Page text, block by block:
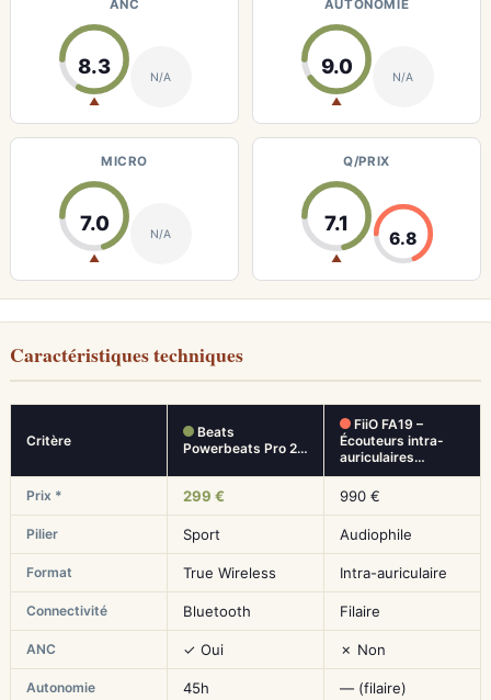
ANC
8.3
▲
N/A
AUTONOMIE
9.0
▲
N/A
MICRO
7.0
▲
N/A
Q/PRIX
7.1
▲
6.8
Caractéristiques techniques
Critère
Beats
Powerbeats Pro 2…
FiiO FA19 –
Écouteurs intra-
auriculaires…
Prix * 299 € 990 €
Pilier Sport Audiophile
Format True Wireless Intra-auriculaire
Connectivité Bluetooth Filaire
ANC ✓ Oui ✗ Non
Autonomie 45h — (filaire)